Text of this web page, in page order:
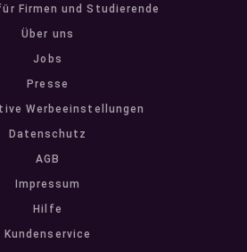
Firmen und Studierende
Über uns
Jobs
Presse
Werbeeinstellungen
Datenschutz
AGB
Impressum
Hilfe
Kundenservice